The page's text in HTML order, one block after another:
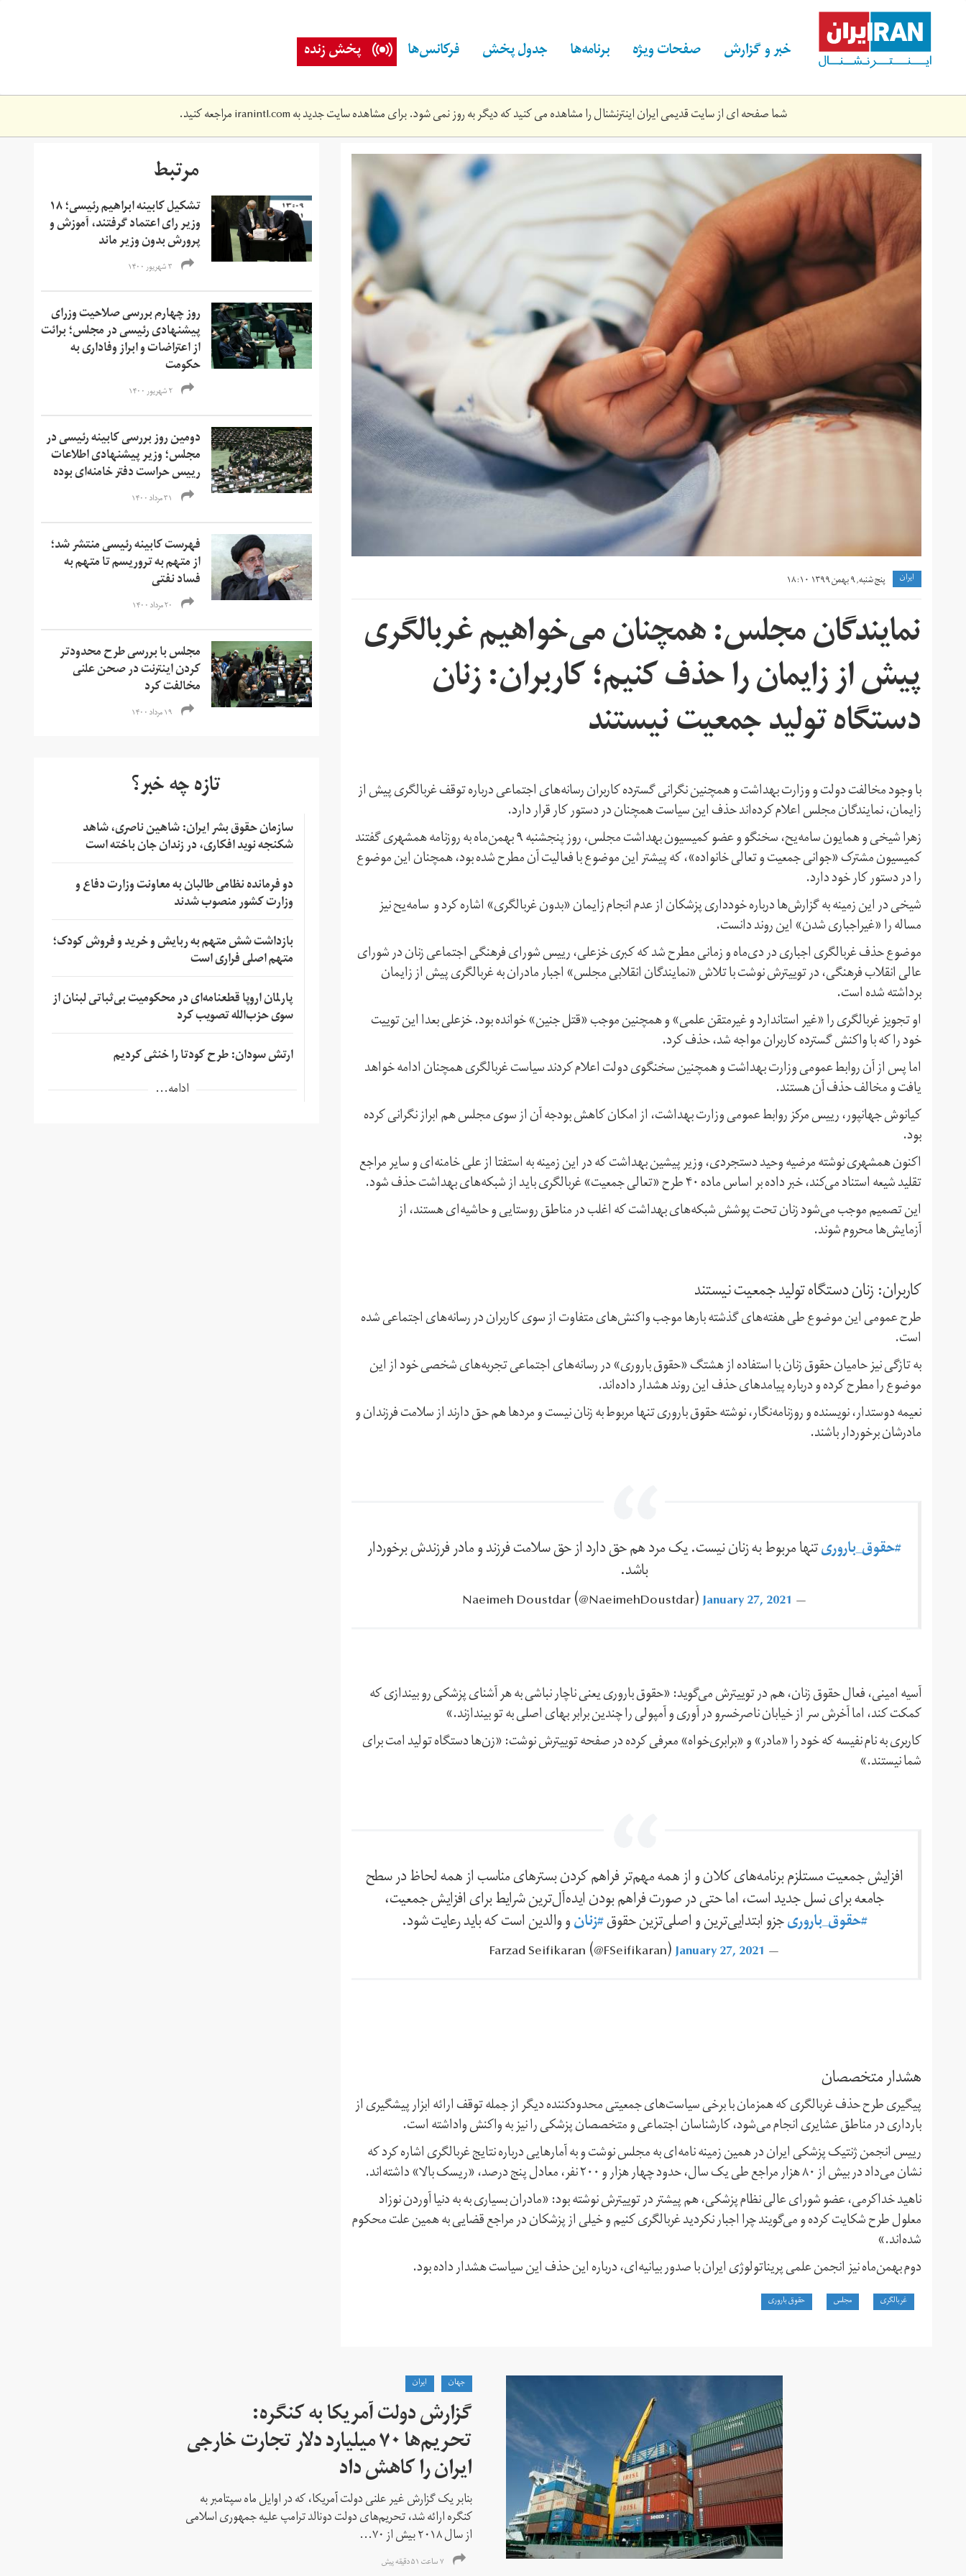
content خبر و گزارش صفحات ویژه برنامه‌ها جدول پخش فرکانس‌ها پخش زنده
شما صفحه ای از سایت قدیمی ایران اینترنشنال را مشاهده می کنید که دیگر به روز نمی شود. برای مشاهده سایت جدید بهiranintl.comمراجعه کنید.
aditya-
romansa-
5zp0jym2w9m-
unsplash.jpg
ايران پنج شنبه, ۹ بهمن ۱۳۹۹ ۱۸:۱۰
نمایندگان مجلس: همچنان می‌خواهیم غربالگری
پیش از زایمان را حذف کنیم؛ کاربران: زنان
دستگاه تولید جمعیت نیستند
با وجود مخالفت دولت و وزارت بهداشت و همچنین نگرانی گسترده کاربران رسانه‌های اجتماعی درباره توقف غربالگری پیش از
زایمان، نمایندگان مجلس اعلام کرده‌اند حذف این سیاست همچنان در دستور کار قرار دارد.
زهرا شیخی و همایون سامه‌یح، ‌سخنگو و عضو کمیسیون بهداشت مجلس،‌ روز پنجشنبه ۹ بهمن‌ماه به روزنامه همشهری گفتند
کمیسیون مشترک «جوانی جمعیت و تعالی خانواده»، که پیشتر این موضوع با فعالیت آن مطرح شده بود، همچنان این موضوع
را در دستور کار خود دارد.
شیخی در این زمینه به گزارش‌ها درباره خودداری پزشکان از عدم انجام زایمان «بدون غربالگری» اشاره کرد و سامه‌یح نیز
مساله را «غیراجباری شدن» این روند دانست.
موضوع حذف غربالگری اجباری در دی‌ماه و زمانی مطرح شد که کبری خزعلی، رییس شورای فرهنگی اجتماعی زنان در شورای
عالی انقلاب فرهنگی، در توییترش نوشت با تلاش «نمایندگان انقلابی مجلس» اجبار مادران به غربالگری پیش از زایمان
برداشته شده است.
او تجویز غربالگری را «غیر استاندارد و غیرمتقن علمی» و همچنین موجب «قتل جنین» خوانده بود. خزعلی بعدا این توییت
خود را که با واکنش گسترده کاربران مواجه شد، حذف کرد.
اما پس از آن روابط عمومی وزارت بهداشت و همچنین سخنگوی دولت اعلام کردند سیاست غربالگری همچنان ادامه خواهد
یافت و مخالف حذف آن هستند.
کیانوش جهانپور، رییس مرکز روابط عمومی وزارت بهداشت،‌ از امکان کاهش بودجه آن از سوی مجلس هم ابراز نگرانی کرده
بود.
اکنون همشهری نوشته مرضیه وحید دستجردی، وزیر پیشین بهداشت که در این زمینه به استفتا از علی خامنه‌ای و سایر مراجع
تقلید شیعه استناد می‌کند، خبر داده بر اساس ماده ۴۰ طرح «تعالی جمعیت» غربالگری باید از شبکه‌های بهداشت حذف شود.
این تصمیم موجب می‌شود زنان تحت پوشش شبکه‌های بهداشت که اغلب در مناطق روستایی و حاشیه‌ای هستند، از
آزمایش‌ها محروم شوند.
کاربران: زنان دستگاه تولید جمعیت نیستند
طرح عمومی این موضوع طی هفته‌های گذشته بارها موجب واکنش‌های متفاوت از سوی کاربران در رسانه‌های اجتماعی شده
است.
به تازگی نیز حامیان حقوق زنان با استفاده از هشتگ «حقوق باروری» در رسانه‌های اجتماعی تجربه‌های شخصی خود از این
موضوع را مطرح کرده و درباره پیامدهای حذف این روند هشدار داده‌اند.
نعیمه دوستدار،‌ نویسنده و روزنامه‌نگار، نوشته حقوق باروری تنها مربوط به زنان نیست و مردها هم حق دارند از سلامت فرزندان و
مادرشان برخوردار باشند.
#حقوق_باروریتنها مربوط به زنان نیست. یک مرد هم حق دارد از حق سلامت فرزند و مادر فرزندش برخوردار
باشد.
— Naeimeh Doustdar ‪(@NaeimehDoustdar)‬
January 27, 2021
آسیه امینی، فعال حقوق زنان،‌ هم در توییترش می‌گوید: «حقوق باروری یعنی ناچار نباشی به هر آشنای پزشکی رو بیندازی که
کمکت کند، اما آخرش سر از خیابان ناصرخسرو در آوری و آمپولی را چندین برابر بهای اصلی به تو بیندازند.»
کاربری به نام نفیسه که خود را «مادر» و «برابری‌خواه» معرفی کرده در صفحه توییترش نوشت: «زن‌ها دستگاه تولید امت برای
شما نیستند.»
افزایش جمعیت مستلزم برنامه‌های کلان و از همه مهم‌تر فراهم کردن بسترهای مناسب از همه لحاظ در سطح
جامعه برای نسل جدید است، اما حتی در صورت فراهم بودن ایده‌آل‌ترین شرایط برای افزایش جمعیت،
#حقوق_باروریجزو ابتدایی‌ترین و اصلی‌تزین حقوق#زنانو والدین است که باید رعایت شود.
— Farzad Seifikaran ‪(@FSeifikaran)‬
January 27, 2021
هشدار متخصصان
پیگیری طرح حذف غربالگری که همزمان با برخی سیاست‌های جمعیتی محدودکننده دیگر از جمله توقف ارائه ابزار پیشگیری از
بارداری در مناطق عشایری انجام می‌شود، کارشناسان اجتماعی و متخصصان پزشکی را نیز به واکنش واداشته است.
رییس انجمن ژنتیک پزشکی ایران در همین زمینه نامه‌ای به مجلس نوشت و به آمارهایی درباره نتایج غربالگری اشاره کرد که
نشان می‌داد در بیش از ۸۰ هزار مراجع طی یک سال، حدود چهار هزار و ۲۰۰ نفر،‌ معادل پنج درصد، «ریسک بالا» داشته‌اند.
ناهید خداکرمی، عضو شورای عالی نظام پزشکی، هم پیشتر در توییترش نوشته بود: «مادران بسیاری به به دنیا آوردن نوزاد
معلول طرح شکایت کرده و می‌گویند چرا اجبار نکردید غربالگری کنیم و خیلی از پزشکان در مراجع قضایی به همین علت محکوم
شده‌اند.»
دوم بهمن‌ماه نیز انجمن علمی پریناتولوژی ایران با صدور بیانیه‌ای، درباره این حذف این سیاست هشدار داده بود.
غربالگری مجلس حقوق باروری
مرتبط
تشکیل کابینه ابراهیم رئیسی؛ ۱۸
وزیر رای اعتماد گرفتند، آموزش و
پرورش بدون وزیر ماند
۳ شهریور ۱۴۰۰
روز چهارم بررسی صلاحیت وزرای
پیشنهادی رئیسی در مجلس؛ برائت
از اعتراضات و ابراز وفاداری به
حکومت
۲ شهریور ۱۴۰۰
دومین روز بررسی کابینه رئیسی در
مجلس؛ وزیر پیشنهادی اطلاعات
رییس حراست دفتر خامنه‌ای بوده
۳۱ مرداد ۱۴۰۰
فهرست کابینه رئیسی منتشر شد؛
از متهم به تروریسم تا متهم به
فساد نفتی
۲۰ مرداد ۱۴۰۰
مجلس با بررسی طرح محدودتر
کردن اینترنت در صحن علنی
مخالفت کرد
۱۹ مرداد ۱۴۰۰
تازه چه خبر؟
سازمان حقوق بشر ایران: شاهین ناصری، شاهد
شکنجه نوید افکاری، در زندان جان باخته است
دو فرمانده نظامی طالبان به معاونت وزارت دفاع و
وزارت کشور منصوب شدند
بازداشت شش متهم به ربایش و خرید و فروش کودک؛
متهم اصلی فراری است
پارلمان اروپا قطعنامه‌ای در محکومیت بی‌ثباتی لبنان از
سوی حزب‌الله تصویب کرد
ارتش سودان: طرح کودتا را خنثی کردیم
ادامه...
جهان ايران
گزارش دولت آمریکا به کنگره:
تحریم‌ها ۷۰ میلیارد دلار تجارت خارجی
ایران را کاهش داد
بنابر یک گزارش غیر علنی دولت آمریکا، که در اوایل ماه سپتامبر به
کنگره ارائه شد، تحریم‌های دولت دونالد ترامپ علیه جمهوری اسلامی
از سال ۲۰۱۸ بیش از ۷۰...
۷ ساعت ۵۱ دقیقه پیش